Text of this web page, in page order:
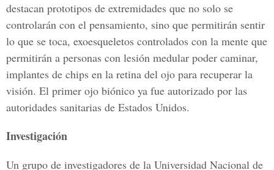
destacan prototipos de extremidades que no solo se
controlarán con el pensamiento, sino que permitirán sentir
lo que se toca, exoesqueletos controlados con la mente que
permitirán a personas con lesión medular poder caminar,
implantes de chips en la retina del ojo para recuperar la
visión. El primer ojo biónico ya fue autorizado por las
autoridades sanitarias de Estados Unidos.
Investigación
Un grupo de investigadores de la Universidad Nacional de